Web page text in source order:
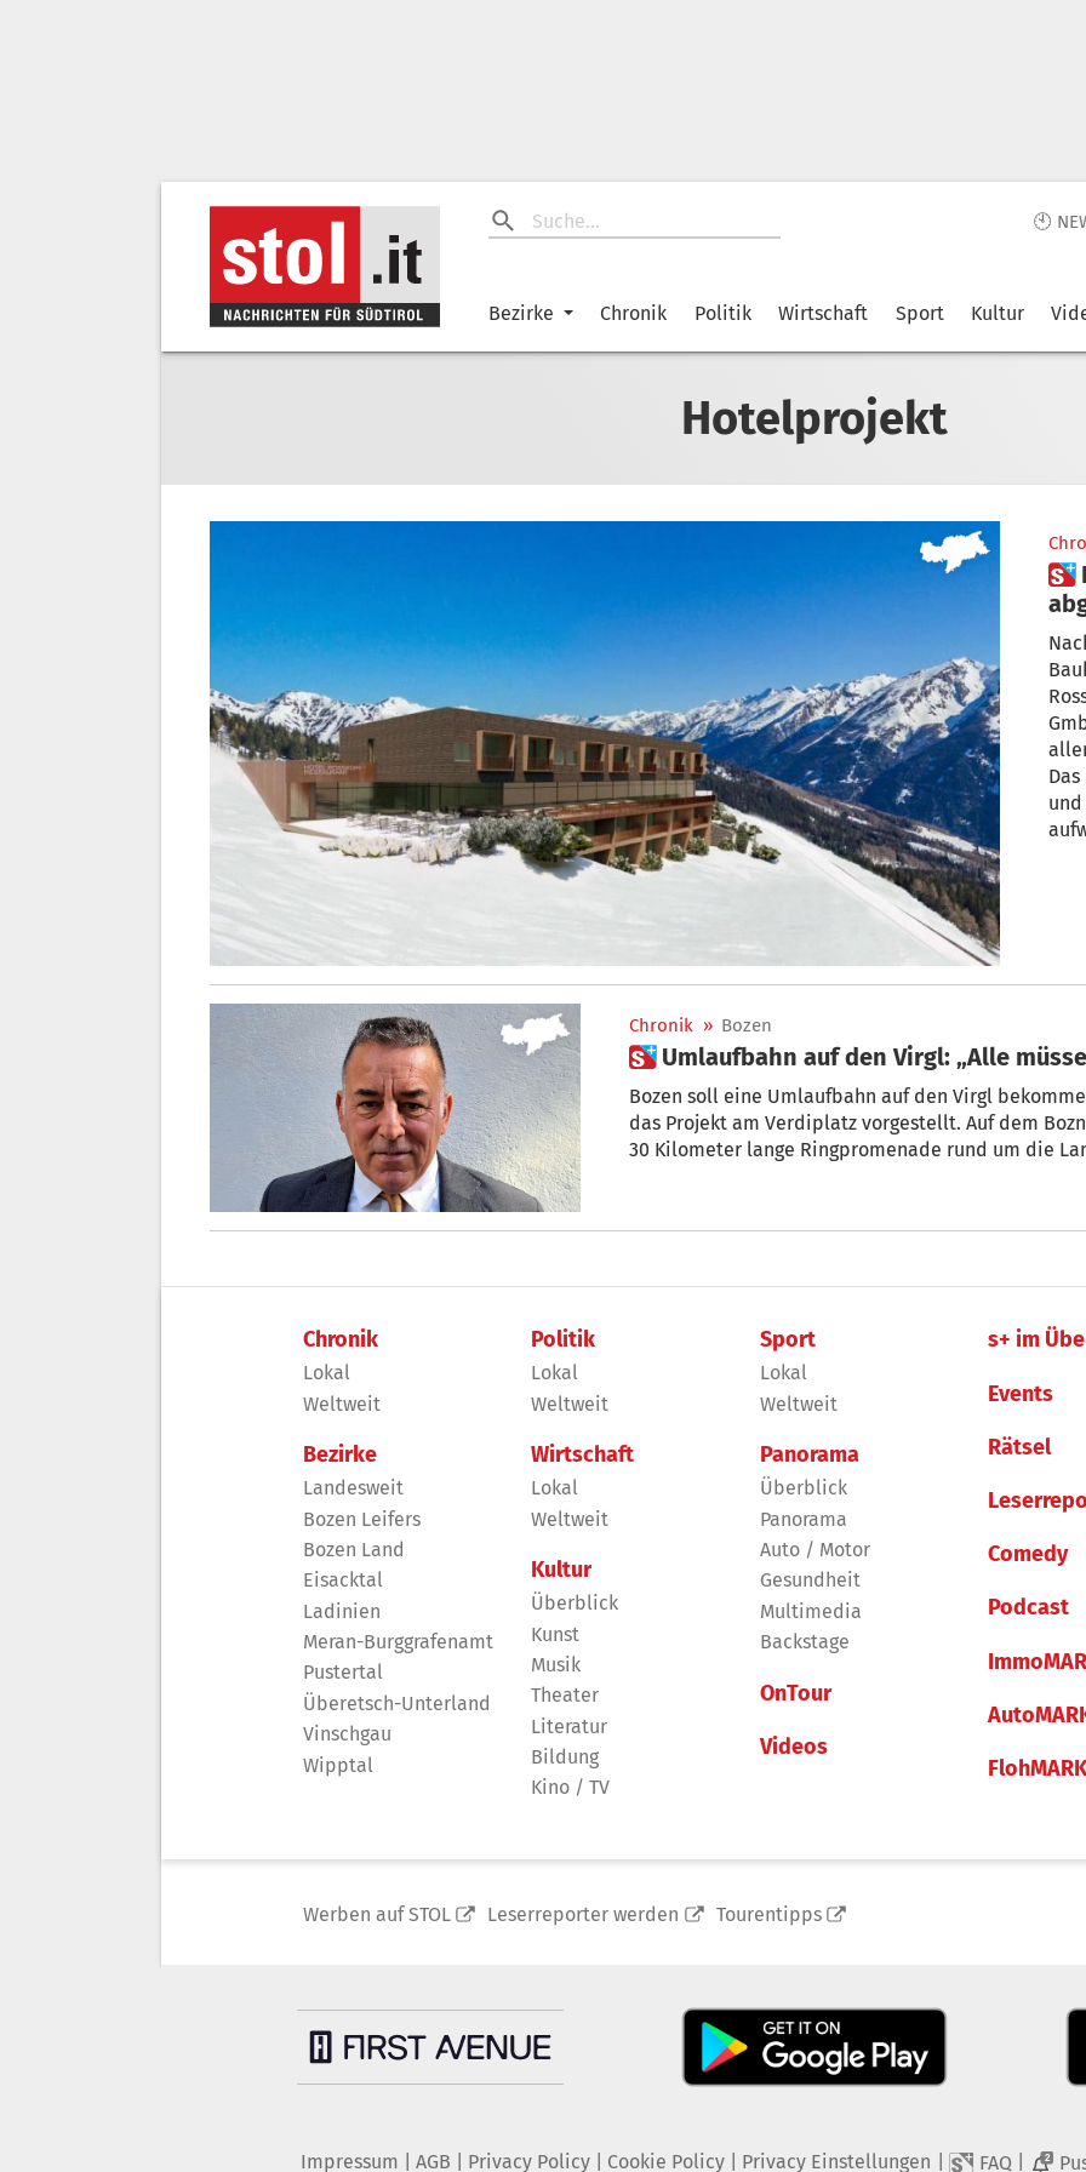
🕙
Bezirke Chronik Politik Wirtschaft Sport Kultur
Hotelprojekt
 Rosskopf: Deutlich
Chronik » Bozen
 Umlaufbahn auf den Virgl: „Alle
Bozen soll eine Umlaufbahn auf den Virgl
das Projekt am Verdiplatz vorgestellt. Auf dem Bozner Hausberg wäre der Einstieg in die
30 Kilometer lange Ringpromenade rund um die
Chronik
Lokal
Weltweit
Bezirke
Landesweit
Bozen Leifers
Bozen Land
Eisacktal
Ladinien
Meran-Burggrafenamt
Pustertal
Überetsch-Unterland
Vinschgau
Wipptal
Politik
Lokal
Weltweit
Wirtschaft
Lokal
Weltweit
Kultur
Überblick
Kunst
Musik
Theater
Literatur
Bildung
Kino / TV
Sport
Lokal
Weltweit
Panorama
Überblick
Panorama
Auto / Motor
Gesundheit
Multimedia
Backstage
OnTour
Videos
s+ im
Events
Rätsel
Comedy
Podcast
Werben auf STOL Leserreporter werden Tourentipps
Impressum AGB Privacy Policy| Cookie Policy| Privacy Einstellungen FAQ 2